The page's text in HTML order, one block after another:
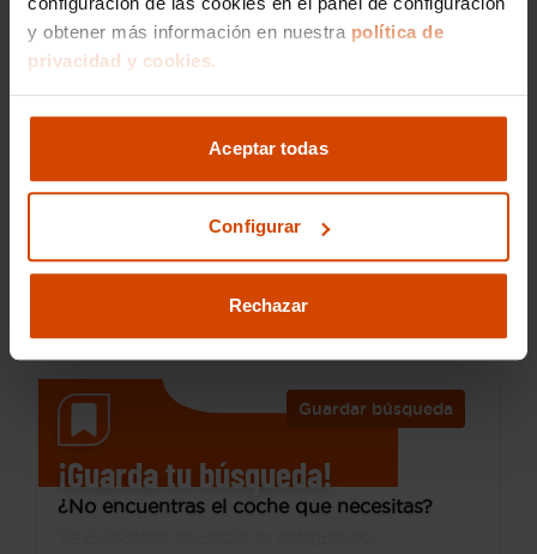
y obtener más información en nuestra política de
privacidad y cookies.
Aceptar todas
Configurar
Rechazar
26.990 €
Desde 370 € /mes*
23.790 €
408 GT Puretech 130 EAT8
Gasolina
Automática
Guardar búsqueda
¡Guarda tu búsqueda!
¿No encuentras el coche que necesitas?